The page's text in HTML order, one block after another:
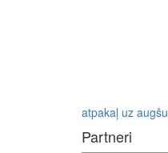
atpakaļ uz augšu
Partneri